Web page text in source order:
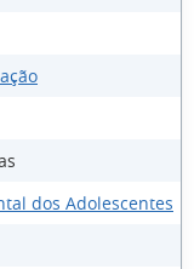
dos Adolescentes